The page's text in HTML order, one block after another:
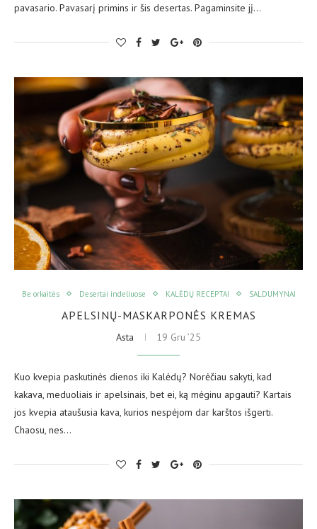
pavasario. Pavasarį primins ir šis desertas. Pagaminsite jį…
Be orkaitės Desertai indeliuose KALĖDŲ RECEPTAI SALDUMYNAI
APELSINŲ-MASKARPONĖS KREMAS
Asta 19 Gru ’25
Kuo kvepia paskutinės dienos iki Kalėdų? Norėčiau sakyti, kad
kakava, meduoliais ir apelsinais, bet ei, ką mėginu apgauti? Kartais
jos kvepia ataušusia kava, kurios nespėjom dar karštos išgerti.
Chaosu, nes…